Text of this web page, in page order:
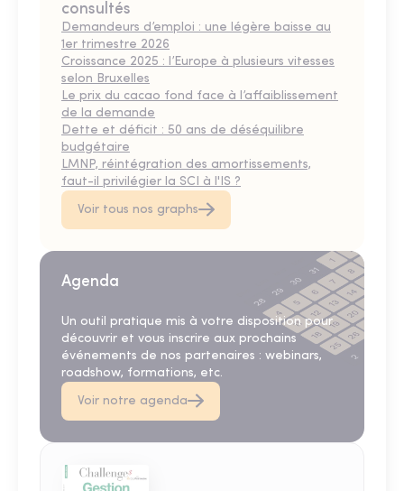
consultés
Demandeurs d’emploi : une légère baisse au
1er trimestre 2026
Croissance 2025 : l’Europe à plusieurs vitesses
selon Bruxelles
Le prix du cacao fond face à l’affaiblissement
de la demande
Dette et déficit : 50 ans de déséquilibre
budgétaire
LMNP, réintégration des amortissements,
faut-il privilégier la SCI à l'IS ?
Voir tous nos graphs
Agenda
Un outil pratique mis à votre disposition pour
découvrir et vous inscrire aux prochains
événements de nos partenaires : webinars,
roadshow, formations, etc.
Voir notre agenda